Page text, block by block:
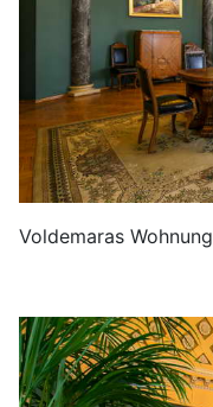
Voldemaras Wohnung